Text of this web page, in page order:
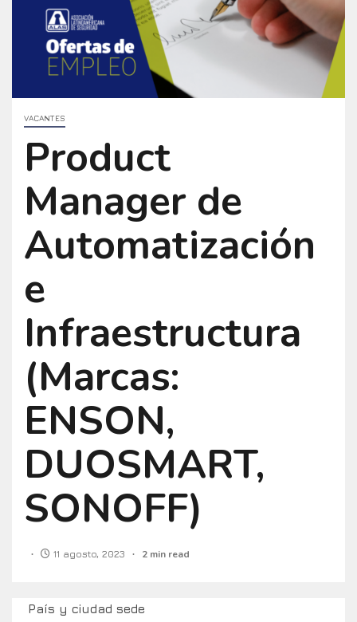
VACANTES
Product
Manager de
Automatización
e
Infraestructura
(Marcas:
ENSON,
DUOSMART,
SONOFF)
11 agosto, 2023 2 min read
País y ciudad sede